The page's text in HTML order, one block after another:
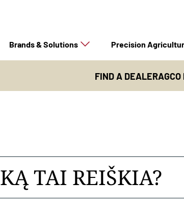
Brands & Solutions Precision
FIND A DEALER
KĄ TAI REIŠKIA?